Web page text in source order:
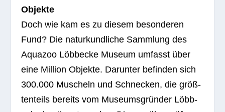
Objekte
Doch wie kam es zu die­sem beson­de­ren
Fund? Die natur­kund­li­che Samm­lung des
Aqua­zoo Löbb­ecke Museum umfasst über
eine Mil­lion Objekte. Dar­un­ter befin­den sich
300.000 Muscheln und Schne­cken, die größ­
ten­teils bereits vom Muse­ums­grün­der Löbb­